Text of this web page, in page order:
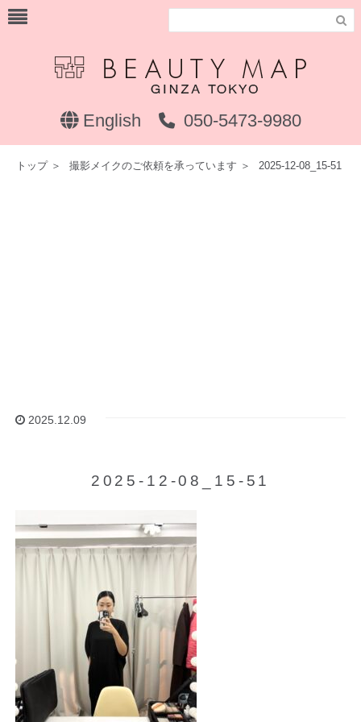

English 050-5473-9980
トップ＞ 撮影メイクのご依頼を承っています ＞ 2025-12-08_15-51
2025.12.09
2025-12-08_15-51